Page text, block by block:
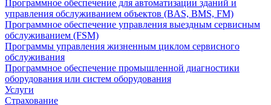
Программное обеспечение для автоматизации зданий и
управления обслуживанием объектов (BAS, BMS, FM)
Программное обеспечение управления выездным сервисным
обслуживанием (FSM)
Программы управления жизненным циклом сервисного
обслуживания
Программное обеспечение промышленной диагностики
оборудования или систем оборудования
Услуги
Страхование